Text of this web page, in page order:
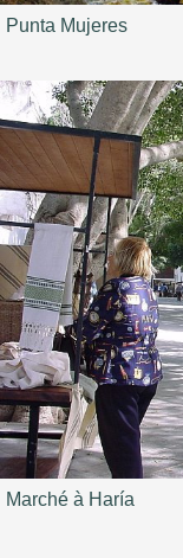
Punta Mujeres
Marché à Haría